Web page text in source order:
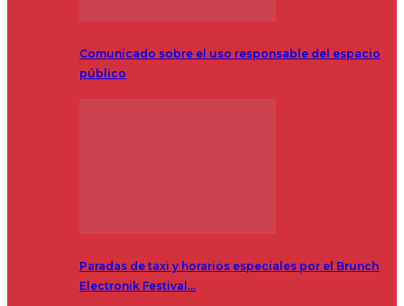
Comunicado sobre el uso responsable del espacio
público
Paradas de taxi y horarios especiales por el Brunch
Electronik Festival…